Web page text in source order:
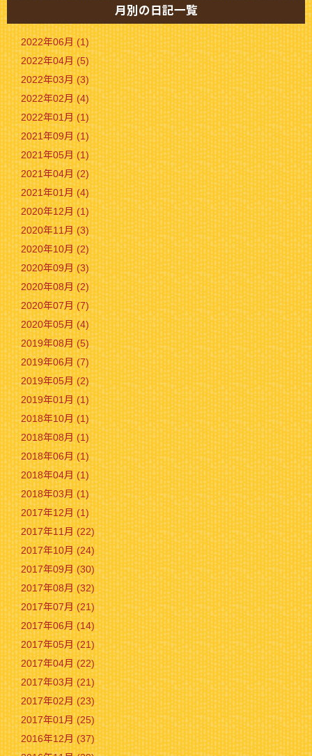
月別の日記一覧
2022年06月 (1)
2022年04月 (5)
2022年03月 (3)
2022年02月 (4)
2022年01月 (1)
2021年09月 (1)
2021年05月 (1)
2021年04月 (2)
2021年01月 (4)
2020年12月 (1)
2020年11月 (3)
2020年10月 (2)
2020年09月 (3)
2020年08月 (2)
2020年07月 (7)
2020年05月 (4)
2019年08月 (5)
2019年06月 (7)
2019年05月 (2)
2019年01月 (1)
2018年10月 (1)
2018年08月 (1)
2018年06月 (1)
2018年04月 (1)
2018年03月 (1)
2017年12月 (1)
2017年11月 (22)
2017年10月 (24)
2017年09月 (30)
2017年08月 (32)
2017年07月 (21)
2017年06月 (14)
2017年05月 (21)
2017年04月 (22)
2017年03月 (21)
2017年02月 (23)
2017年01月 (25)
2016年12月 (37)